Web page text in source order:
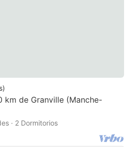
)
km de Granville (Manche-
· 2 Dormitorios